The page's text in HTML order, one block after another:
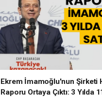
Ekrem İmamoğlu'nun Şirketi
Raporu Ortaya Çıktı: 3 Yılda